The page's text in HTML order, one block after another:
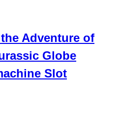
Adventure of
Globe
Slot